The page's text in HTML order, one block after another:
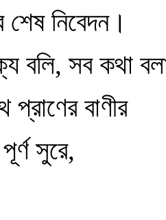
শেষ নিবেদন।
বলি, সব কথা
প্রাণের বাণীর
সুরে,